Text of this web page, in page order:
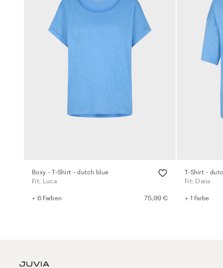
Boxy - T-Shirt - dutch blue
Fit: Luca
+ 6 Farben 75,99 €
T-Shirt -
Fit: Dana
+ 1 Farbe